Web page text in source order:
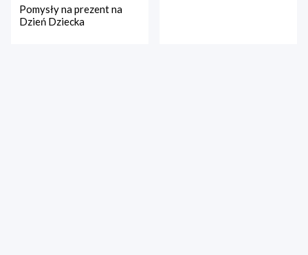
Pomysły na prezent na
Dzień Dziecka